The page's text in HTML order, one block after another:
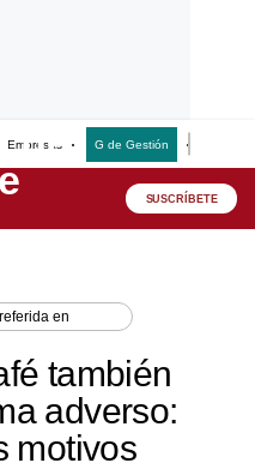
Empresas G de Gestión
SUSCRÍBETE
en
también
adverso:
motivos